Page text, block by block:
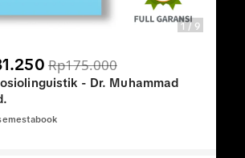
1 / 9
Rp175.000
- Dr. Muhammad